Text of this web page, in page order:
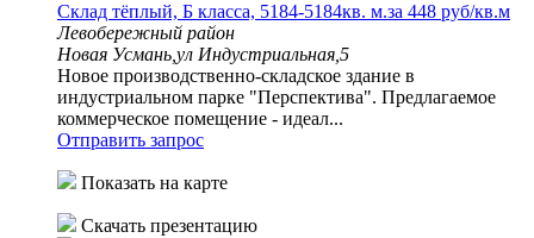
Склад тёплый, Б класса, 5184-5184кв. м.за 448 руб/кв.м
Левобережный район
Новая Усмань,ул Индустриальная,5
Новое производственно-складское здание в
индустриальном парке "Перспектива". Предлагаемое
коммерческое помещение - идеал...
Отправить запрос
Показать на карте
Скачать презентацию